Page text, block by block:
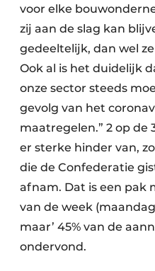
voor elke
zij aan de slag kan
gedeeltelijk, dan wel
Ook al is het duidelijk
onze sector steeds
gevolg van het
maatregelen.” 2 op
er sterke hinder van,
die de Confederatie
afnam. Dat is een pak
van de week
maar’ 45% van de
ondervond.